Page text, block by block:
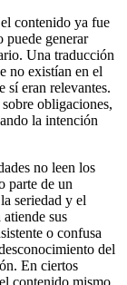
contenido ya fue
puede generar
Una traducción
no existían en el
sí eran relevantes.
obligaciones,
la intención
no leen los
parte de un
seriedad y el
sus
o confusa
del
En ciertos
contenido mismo.